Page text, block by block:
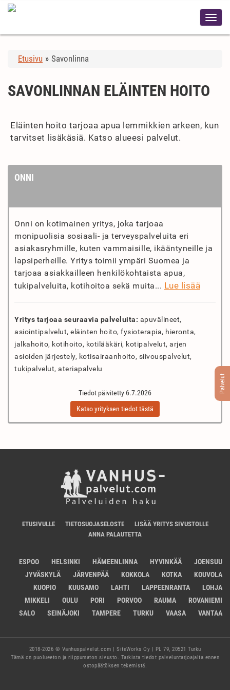
Etusivu » Savonlinna
Palvelut
SAVONLINNAN ELÄINTEN HOITO
Eläinten hoito tarjoaa apua lemmikkien arkeen, kun
tarvitset lisäkäsiä. Katso alueesi palvelut.
ONNI
Onni on kotimainen yritys, joka tarjoaa
monipuolisia sosiaali- ja terveyspalveluita eri
asiakasryhmille, kuten vammaisille, ikääntyneille ja
lapsiperheille. Yritys toimii ympäri Suomea ja
tarjoaa asiakkailleen henkilökohtaista apua,
tukipalveluita, kotihoitoa sekä muita... Lue lisää
Yritys tarjoaa seuraavia palveluita: apuvälineet,
asiointipalvelut, eläinten hoito, fysioterapia, hieronta,
jalkahoito, kotihoito, kotilääkäri, kotipalvelut, arjen
asioiden järjestely, kotisairaanhoito, siivouspalvelut,
tukipalvelut, ateriapalvelu
Tiedot päivitetty 6.7.2026
Katso yrityksen tiedot tästä
ETUSIVULLE TIETOSUOJASELOSTE
LISÄÄ YRITYS SIVUSTOLLE
ANNA PALAUTETTA
ESPOO HELSINKI HÄMEENLINNA HYVINKÄÄ
JOENSUU
JYVÄSKYLÄ
JÄRVENPÄÄ KOKKOLA KOTKA
KOUVOLA
KUOPIO
KUUSAMO LAHTI LAPPEENRANTA
LOHJA
MIKKELI
OULU PORI PORVOO RAUMA
ROVANIEMI
SALO
SEINÄJOKI TAMPERE TURKU VAASA VANTAA
2018-2026 © Vanhuspalvelut.com | SiteWorks Oy | PL 79, 20521 Turku
Tämä on puolueeton ja riippumaton sivusto. Tarkista tiedot palveluntarjoajalta ennen
ostopäätöksen tekemistä.